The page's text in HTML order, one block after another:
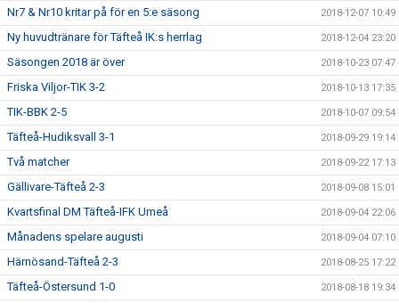
Nr7 & Nr10 kritar på för en 5:e säsong 2018-12-07 10:49
Ny huvudtränare för Täfteå IK:s herrlag 2018-12-04 23:20
Säsongen 2018 är över 2018-10-23 07:47
Friska Viljor-TIK 3-2 2018-10-13 17:35
TIK-BBK 2-5 2018-10-07 09:54
Täfteå-Hudiksvall 3-1 2018-09-29 19:14
Två matcher 2018-09-22 17:13
Gällivare-Täfteå 2-3 2018-09-08 15:01
Kvartsfinal DM Täfteå-IFK Umeå 2018-09-04 22:06
Månadens spelare augusti 2018-09-04 07:10
Härnösand-Täfteå 2-3 2018-08-25 17:22
Täfteå-Östersund 1-0 2018-08-18 19:34